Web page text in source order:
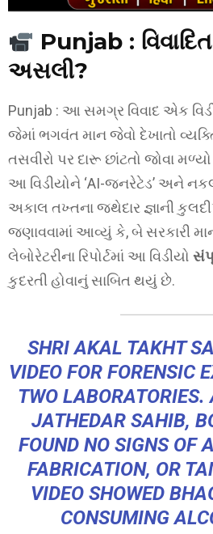
Punjab :
અસલી?
Punjab : આ સમગ્ર વિવાદ એક
જેમાં ભગવંત માન જેવો દેખાતો
તસવીરો પર દારૂ છાંટતો જોવા
આ વિડીયોને ‘AI-જનરેટેડ’ અને
અકાલ તખ્તના જથેદાર જ્ઞાની
જણાવવામાં આવ્યું કે, બે સરકારી
લેબોરેટરીના રિપોર્ટમાં આ વિડીયો
કુદરતી હોવાનું સાબિત થયું છે.
SHRI AKAL TAKHT
VIDEO FOR FORENSIC
TWO LABORATORIES.
JATHEDAR SAHIB,
FOUND NO SIGNS OF
FABRICATION, OR
VIDEO SHOWED
CONSUMING